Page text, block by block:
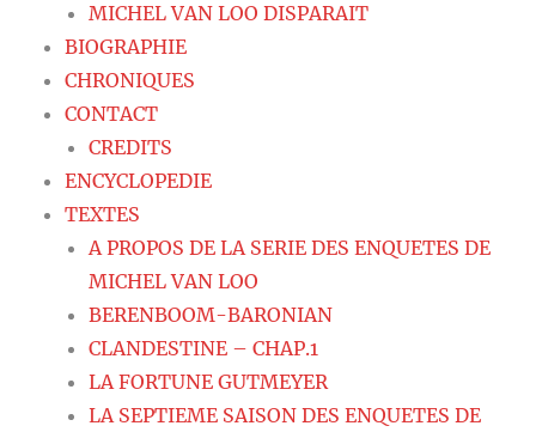
MICHEL VAN LOO DISPARAIT
BIOGRAPHIE
CHRONIQUES
CONTACT
CREDITS
ENCYCLOPEDIE
TEXTES
A PROPOS DE LA SERIE DES ENQUETES DE
MICHEL VAN LOO
BERENBOOM-BARONIAN
CLANDESTINE – CHAP.1
LA FORTUNE GUTMEYER
LA SEPTIEME SAISON DES ENQUETES DE